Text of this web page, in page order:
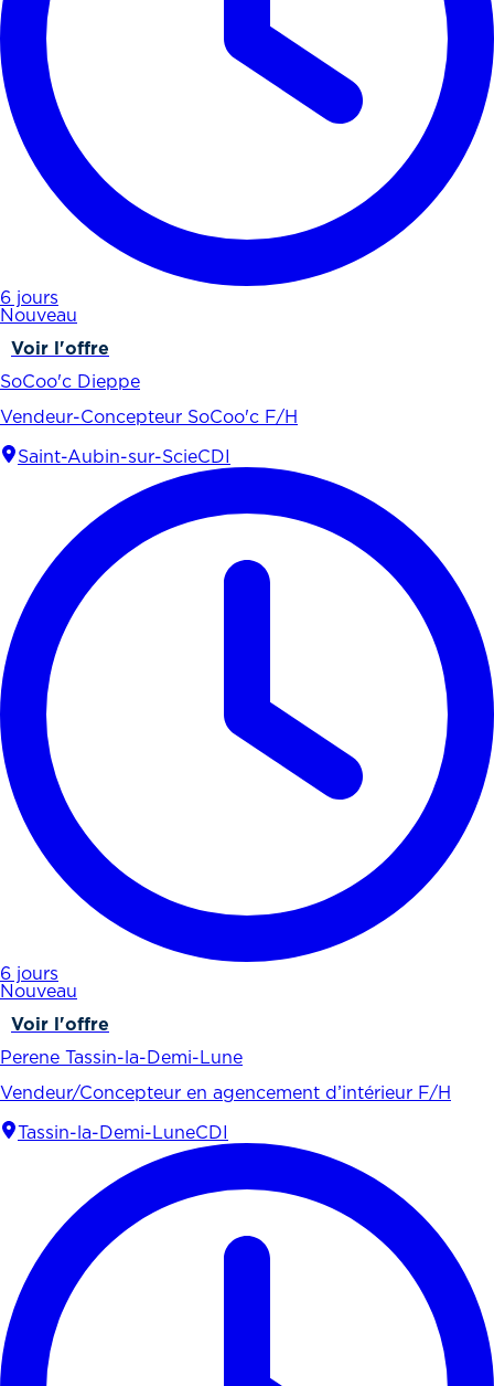
6 jours
Nouveau
Voir l'offre
SoCoo'c Dieppe
Vendeur-Concepteur SoCoo'c F/H
Saint-Aubin-sur-ScieCDI
6 jours
Nouveau
Voir l'offre
Perene Tassin-la-Demi-Lune
Vendeur/Concepteur en agencement d’intérieur F/H
Tassin-la-Demi-LuneCDI